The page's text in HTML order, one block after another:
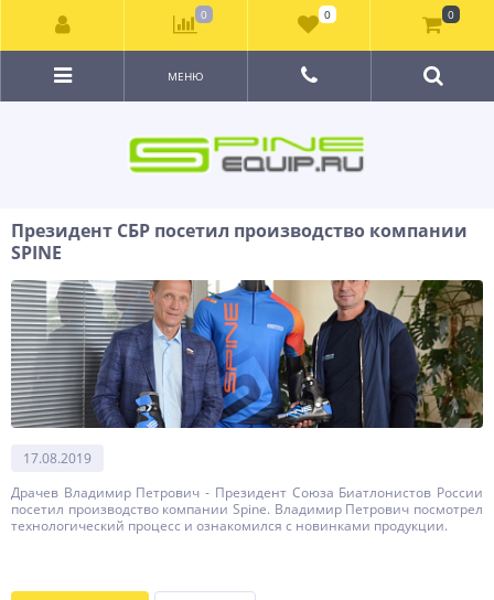
МЕНЮ
Президент СБР посетил производство компании
SPINE
17.08.2019
Драчев Владимир Петрович - Президент Союза Биатлонистов России
посетил производство компании Spine. Владимир Петрович посмотрел
технологический процесс и ознакомился с новинками продукции.
0 0 0